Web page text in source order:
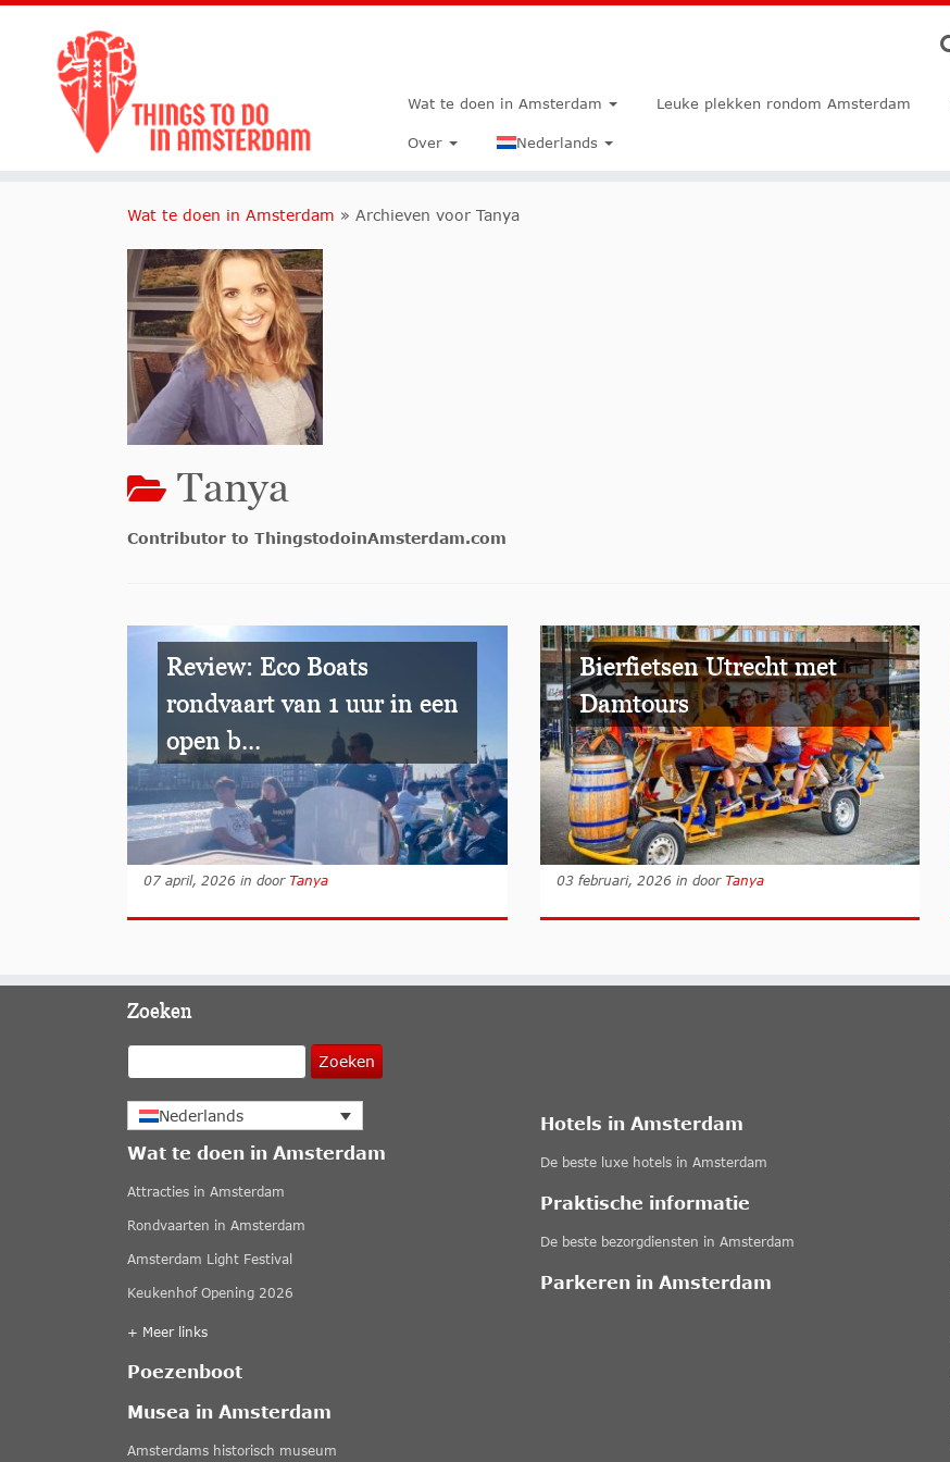
Wat te doen in Amsterdam Leuke plekken rondom Amsterdam
Over Nederlands
Wat te doen in Amsterdam » Archieven voor Tanya
Tanya
Contributor to ThingstodoinAmsterdam.com
Review: Eco Boats
rondvaart van 1 uur in een
open b...
07 april, 2026 in door Tanya
Bierfietsen Utrecht met
Damtours
03 februari, 2026 in door Tanya
Zoeken
Zoeken
Nederlands
Wat te doen in Amsterdam
Attracties in Amsterdam
Rondvaarten in Amsterdam
Amsterdam Light Festival
Keukenhof Opening 2026
+ Meer links
Poezenboot
Musea in Amsterdam
Amsterdams historisch museum
Hotels in Amsterdam
De beste luxe hotels in Amsterdam
Praktische informatie
De beste bezorgdiensten in Amsterdam
Parkeren in Amsterdam